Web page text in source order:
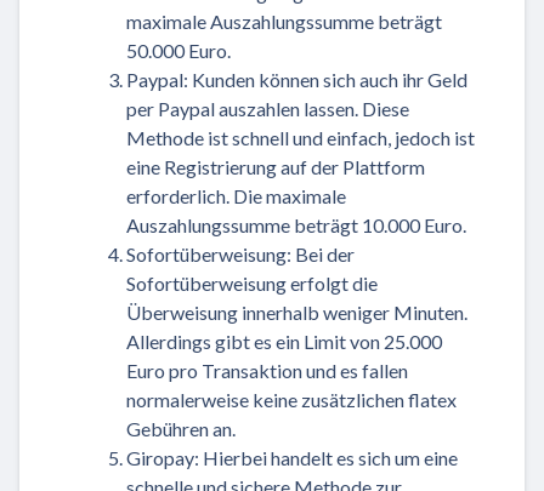
maximale Auszahlungssumme beträgt
50.000 Euro.
Paypal: Kunden können sich auch ihr Geld
per Paypal auszahlen lassen. Diese
Methode ist schnell und einfach, jedoch ist
eine Registrierung auf der Plattform
erforderlich. Die maximale
Auszahlungssumme beträgt 10.000 Euro.
Sofortüberweisung: Bei der
Sofortüberweisung erfolgt die
Überweisung innerhalb weniger Minuten.
Allerdings gibt es ein Limit von 25.000
Euro pro Transaktion und es fallen
normalerweise keine zusätzlichen flatex
Gebühren an.
Giropay: Hierbei handelt es sich um eine